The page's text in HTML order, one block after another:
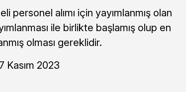
personel alımı için yayımlanmış olan
ile birlikte başlamış olup en
olması gereklidir.
Kasım 2023